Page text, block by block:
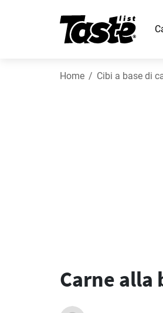
Home Cibi a base di
Carne alla